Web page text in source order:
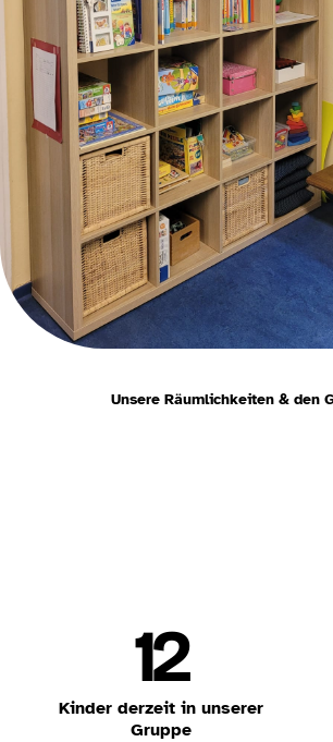
Unsere Räumlichkeiten & den
12
Kinder derzeit in unserer
Gruppe